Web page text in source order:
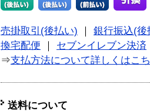
売掛取引(後払い)
銀行振込(後
換宅配便
セブンイレブン決済
⇒支払方法について詳しくはこ
送料について